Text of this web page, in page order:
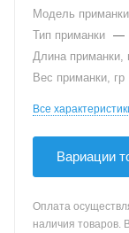
Модель приманки
Тип приманки —
Длина приманки,
Вес приманки, гр
Все
Вариации
Оплата
наличия товаров.